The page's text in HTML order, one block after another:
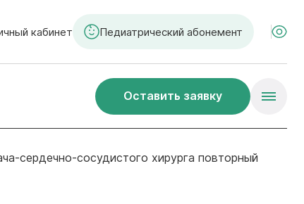
кабинет Педиатрический абонемент
Оставить заявку
сердечно-сосудистого хирурга повторный